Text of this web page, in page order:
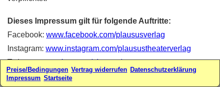
Dieses Impressum gilt für folgende Auftritte:
Facebook: www.facebook.com/plaususverlag
Instagram: www.instagram.com/plausustheaterverlag
Twitter:www.twitter.com/plausus/
Webseiten:www.plausus.de
Preise/Bedingungen Vertrag widerrufen Datenschutzerklärung
Impressum Startseite